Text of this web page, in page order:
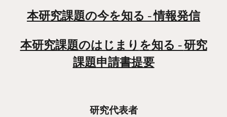
本研究課題の今を知る - 情報発信
本研究課題のはじまり を知る -研究
課題申請書提要
研究代表者